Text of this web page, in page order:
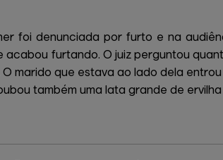
foi denunciada por furto e na
acabou furtando. O juiz perguntou
O marido que estava ao lado dela
também uma lata grande de ervilha